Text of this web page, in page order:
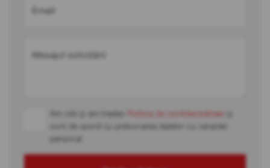
Email
Mesajul solicitării
Am citit și am înțeles Politica de confidențialitate
sunt de acord cu prelucrarea datelor cu caracter
personal